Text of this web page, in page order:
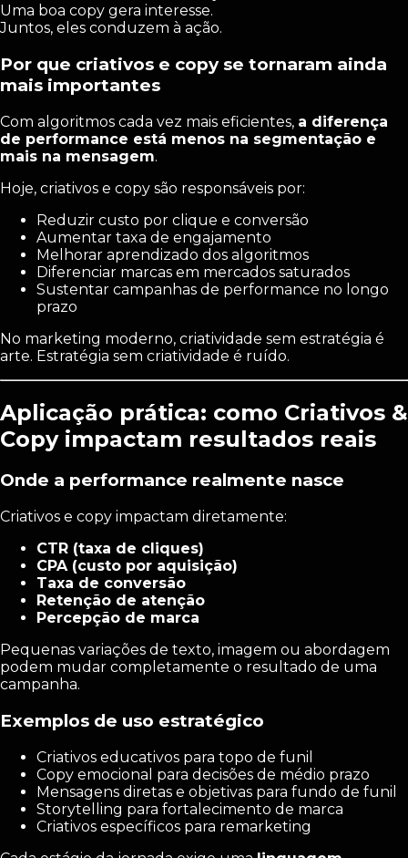
Uma boa copy gera interesse.
Juntos, eles conduzem à ação.
Por que criativos e copy se tornaram ainda
mais importantes
Com algoritmos cada vez mais eficientes, a diferença
de performance está menos na segmentação e
mais na mensagem.
Hoje, criativos e copy são responsáveis por:
Reduzir custo por clique e conversão
Aumentar taxa de engajamento
Melhorar aprendizado dos algoritmos
Diferenciar marcas em mercados saturados
Sustentar campanhas de performance no longo
prazo
No marketing moderno, criatividade sem estratégia é
arte. Estratégia sem criatividade é ruído.
Aplicação prática: como Criativos &
Copy impactam resultados reais
Onde a performance realmente nasce
Criativos e copy impactam diretamente:
CTR (taxa de cliques)
CPA (custo por aquisição)
Taxa de conversão
Retenção de atenção
Percepção de marca
Pequenas variações de texto, imagem ou abordagem
podem mudar completamente o resultado de uma
campanha.
Exemplos de uso estratégico
Criativos educativos para topo de funil
Copy emocional para decisões de médio prazo
Mensagens diretas e objetivas para fundo de funil
Storytelling para fortalecimento de marca
Criativos específicos para remarketing